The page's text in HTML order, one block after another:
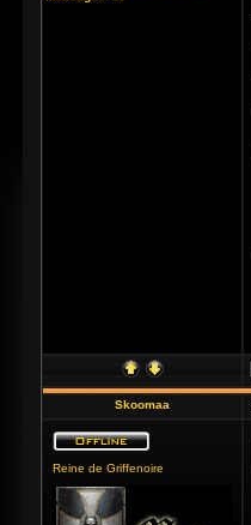
Skoomaa
Reine de Griffenoire